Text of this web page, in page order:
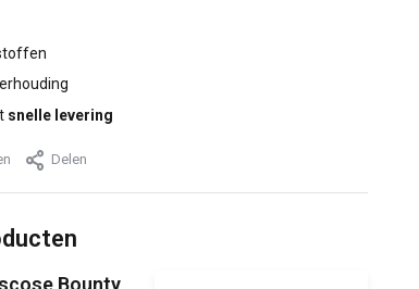
snelle levering
Delen